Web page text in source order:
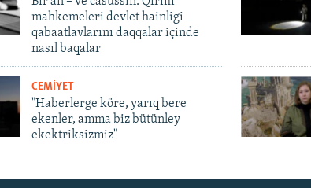
mahkemeleri devlet hainligi
qabaatlavlarını daqqalar içinde
nasıl baqalar
CEMİYET
"Haberlerge köre, yarıq bere
ekenler, amma biz bütünley
ekektriksizmiz"